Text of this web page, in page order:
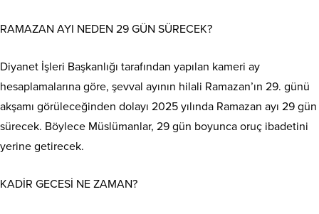
RAMAZAN AYI NEDEN 29 GÜN SÜRECEK?
Diyanet İşleri Başkanlığı tarafından yapılan kameri ay
hesaplamalarına göre, şevval ayının hilali Ramazan’ın 29. günü
akşamı görüleceğinden dolayı 2025 yılında Ramazan ayı 29 gün
sürecek. Böylece Müslümanlar, 29 gün boyunca oruç ibadetini
yerine getirecek.
KADİR GECESİ NE ZAMAN?